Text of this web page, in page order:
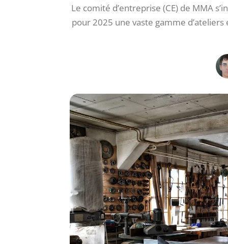
Le comité d’entreprise (CE) de MMA
pour 2025 une vaste gamme